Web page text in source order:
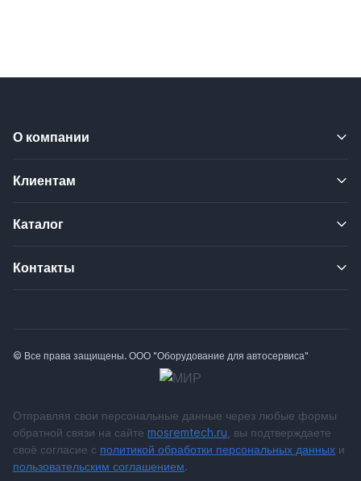
О компании
Клиентам
Каталог
Контакты
© Все права защищены. ООО "Оборудование для автосервиса"
Отправляя свои персональные данные через любые формы
обратной связи на сайте mosremtech.ru , вы подтверждаете
своё согласие с политикой обработки персональных данных и
пользовательским соглашением.